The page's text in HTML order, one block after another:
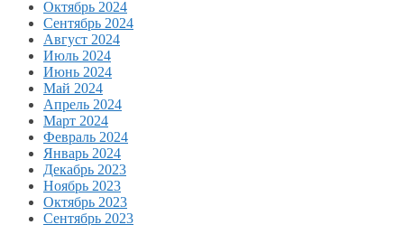
Октябрь 2024
Сентябрь 2024
Август 2024
Июль 2024
Июнь 2024
Май 2024
Апрель 2024
Март 2024
Февраль 2024
Январь 2024
Декабрь 2023
Ноябрь 2023
Октябрь 2023
Сентябрь 2023